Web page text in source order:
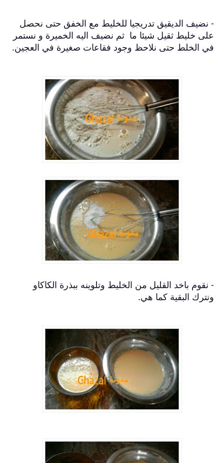
- نضيف الديقيق تدريجيا للخليط مع الخفق حتى نحصل
على خليط ثقيل شيئا ما ثم نضيف اليه الخميرة و نستمر
في الخلط حتى نلاحظ وجود فقاعات صغيرة في العجين.
- نقوم باخد القليل من الخليط وتلوينه ببذرة الكاكاو
ونترك البقية كما هي.